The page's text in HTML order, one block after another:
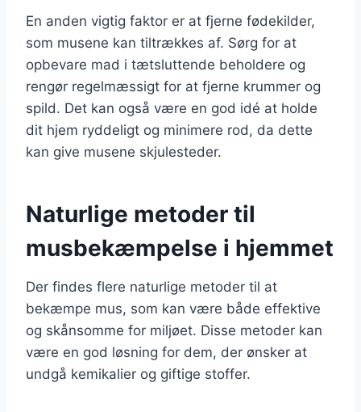
En anden vigtig faktor er at fjerne fødekilder,
som musene kan tiltrækkes af. Sørg for at
opbevare mad i tætsluttende beholdere og
rengør regelmæssigt for at fjerne krummer og
spild. Det kan også være en god idé at holde
dit hjem ryddeligt og minimere rod, da dette
kan give musene skjulesteder.
Naturlige metoder til
musbekæmpelse i hjemmet
Der findes flere naturlige metoder til at
bekæmpe mus, som kan være både effektive
og skånsomme for miljøet. Disse metoder kan
være en god løsning for dem, der ønsker at
undgå kemikalier og giftige stoffer.